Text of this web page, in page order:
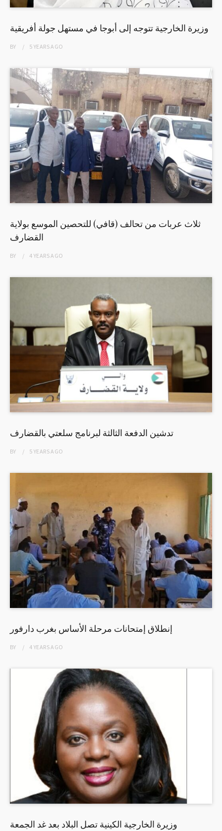
وزيرة الخارجية تتوجه إلى أبوجا في مستهل جولة أفريقية
BY 5 YEARSAGO
ثلاث عربات من تحالف (قافي) للتحصين الموسع بولاية
القضارف
BY 4 YEARSAGO
تدشين الدفعة الثالثة لبرنامج سلعتي بالقضارف
BY 5 YEARSAGO
إنطلاق إمتحانات مرحلة الأساس بغرب دارفور
BY 4 YEARSAGO
وزيرة الخارجية الكينية تصل البلاد بعد غد الجمعة